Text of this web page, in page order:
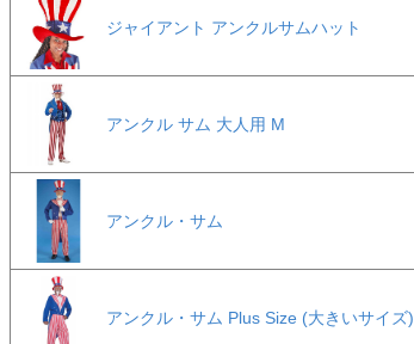
ジャイアント アンクルサムハット
アンクル サム 大人用 M
アンクル・サム
アンクル・サム Plus Size (大きいサイズ)